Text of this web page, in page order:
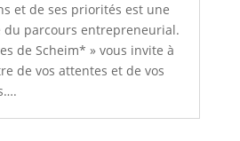
et de ses priorités est une
du parcours entrepreneurial.
de Scheim* » vous invite à
de vos attentes et de vos